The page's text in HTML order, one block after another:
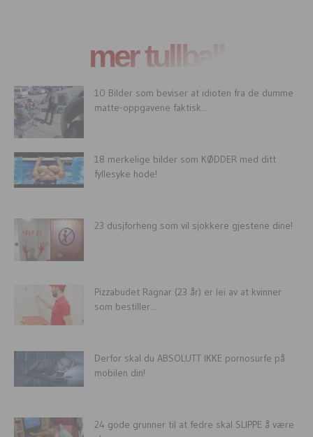
mer tullball
10 Bilder som beviser at idioten fra de dumme
matte-oppgavene faktisk...
18 merkelige bilder som KØDDER med ditt
fyllesyke hode!
23 dusjforheng som vil sjokkere gjestene dine!
Pizzabudet Ragnar (23 år) er lei av at kvinner
som bestiller...
Derfor skal du ABSOLUTT IKKE pornosurfe på
mobilen din!
24 gode grunner til at fedre skal SLIPPE å være